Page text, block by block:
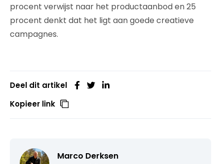
procent verwijst naar het productaanbod en 25
procent denkt dat het ligt aan goede creatieve
campagnes.
Deel dit artikel
Kopieer link
Marco Derksen